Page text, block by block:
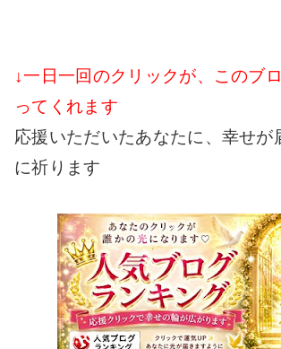
↓一日一回のクリックが、このブ
ってくれます
応援いただいたあなたに、幸せが
に祈ります